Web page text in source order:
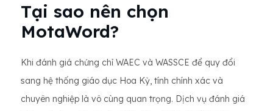
Tại sao nên chọn
MotaWord?
Khi đánh giá chứng chỉ WAEC và WASSCE để quy đổi
sang hệ thống giáo dục Hoa Kỳ, tính chính xác và
chuyên nghiệp là vô cùng quan trọng. Dịch vụ đánh giá